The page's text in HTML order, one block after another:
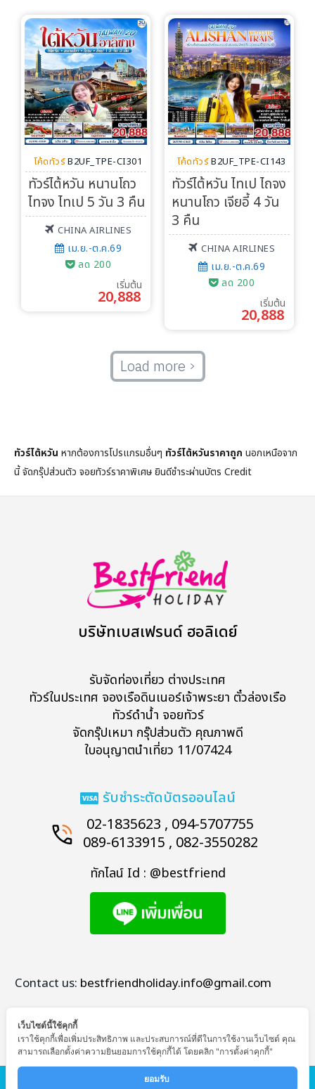
โค้ดทัวร์ B2UF_TPE-CI301
ทัวร์ไต้หวัน หนานโถว
ไทจง ไทเป 5 วัน 3 คืน
CHINA AIRLINES
เม.ย.-ต.ค.69
ลด 200
เริ่มต้น
20,888
โค้ดทัวร์ B2UF_TPE-CI143
ทัวร์ไต้หวัน ไทเป ไถจง
หนานโถว เจียอี้ 4 วัน
3 คืน
CHINA AIRLINES
เม.ย.-ต.ค.69
ลด 200
เริ่มต้น
20,888
Load more
ทัวร์ไต้หวัน หากต้องการโปรแกรมอื่นๆ ทัวร์ไต้หวันราคาถูก นอกเหนือจาก
นี้ จัดกรุ๊ปส่วนตัว จอยทัวร์ราคาพิเศษ ยินดีชำระผ่านบัตร Credit
บริษัทเบสเฟรนด์ ฮอลิเดย์
รับจัดท่องเที่ยว ต่างประเทศ
ทัวร์ในประเทศ จองเรือดินเนอร์เจ้าพระยา ตั๋วล่องเรือ
ทัวร์ดำน้ำ จอยทัวร์
จัดกรุ๊ปเหมา กรุ๊ปส่วนตัว คุณภาพดี
ใบอนุญาตนำเที่ยว 11/07424
รับชำระตัดบัตรออนไลน์
02-1835623 , 094-5707755
089-6133915 , 082-3550282
ทักไลน์ Id : @bestfriend
Contact us: bestfriendholiday.info@gmail.com
© Copyright - Bestfriend Holiday
เว็บไซต์นี้ใช้คุกกี้
เราใช้คุกกี้เพื่อเพิ่มประสิทธิภาพ และประสบการณ์ที่ดีในการใช้งานเว็บไซต์ คุณ
สามารถเลือกตั้งค่าความยินยอมการใช้คุกกี้ได้ โดยคลิก "การตั้งค่าคุกกี้"
ยอมรับ